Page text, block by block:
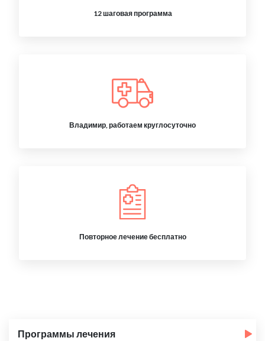
12 шаговая программа
Владимир, работаем круглосуточно
Повторное лечение бесплатно
Программы лечения